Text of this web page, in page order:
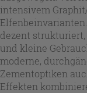
intensivem
dezent
und kleine
moderne,
Zementoptiken
Effekten